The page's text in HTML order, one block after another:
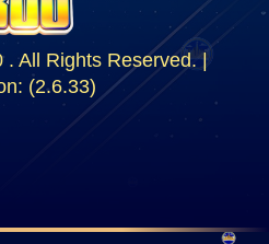
All Rights Reserved. |
(2.6.33)